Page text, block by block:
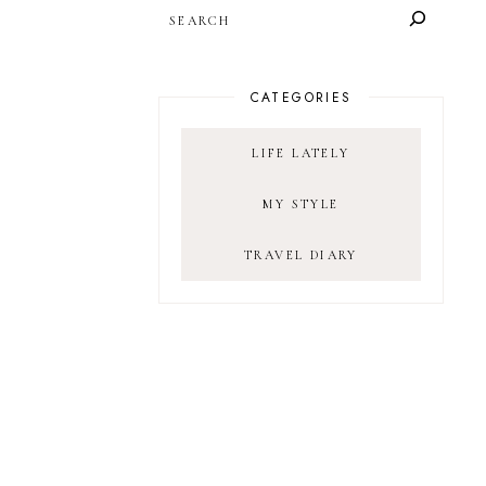
CATEGORIES
LIFE LATELY
MY STYLE
TRAVEL DIARY